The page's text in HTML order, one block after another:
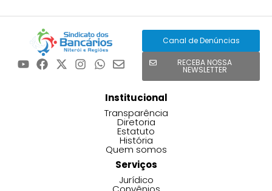
Canal de Denúncias
RECEBA NOSSA
NEWSLETTER
Institucional
Transparência
Diretoria
Estatuto
História
Quem somos
Serviços
Jurídico